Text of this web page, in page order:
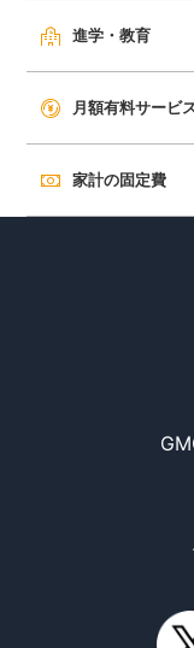
進学・教育
月額有料サービ
家計の固定費